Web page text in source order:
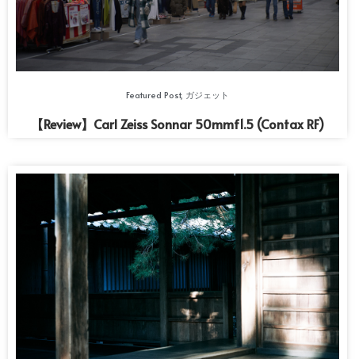
Featured Post, ガジェット
【Review】Carl Zeiss Sonnar 50mmf1.5 (Contax RF)